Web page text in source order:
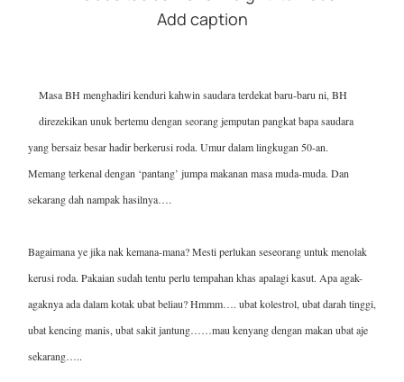
Add caption
Masa BH menghadiri kenduri kahwin saudara terdekat baru-baru ni, BH
direzekikan unuk bertemu dengan seorang jemputan pangkat bapa saudara
yang bersaiz besar hadir berkerusi roda. Umur dalam lingkugan 50-an.
Memang terkenal dengan ‘pantang’ jumpa makanan masa muda-muda. Dan
sekarang dah nampak hasilnya….
Bagaimana ye jika nak kemana-mana? Mesti perlukan seseorang untuk menolak
kerusi roda. Pakaian sudah tentu perlu tempahan khas apalagi kasut. Apa agak-
agaknya ada dalam kotak ubat beliau? Hmmm…. ubat kolestrol, ubat darah tinggi,
ubat kencing manis, ubat sakit jantung……mau kenyang dengan makan ubat aje
sekarang…..